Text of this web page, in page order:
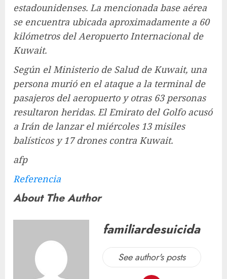
estadounidenses. La mencionada base aérea
se encuentra ubicada aproximadamente a 60
kilómetros del Aeropuerto Internacional de
Kuwait.
Según el Ministerio de Salud de Kuwait, una
persona murió en el ataque a la terminal de
pasajeros del aeropuerto y otras 63 personas
resultaron heridas. El Emirato del Golfo acusó
a Irán de lanzar el miércoles 13 misiles
balísticos y 17 drones contra Kuwait.
afp
Referencia
About The Author
familiardesuicida
See author's posts